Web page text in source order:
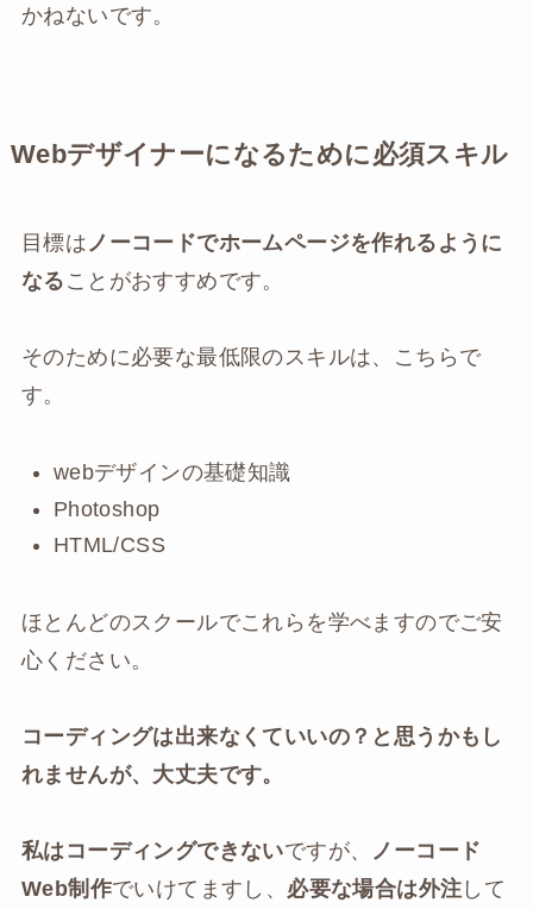
かねないです。
Webデザイナーになるために必須スキル
目標はノーコードでホームページを作れるように
なる ことがおすすめです。
そのために必要な最低限のスキルは、こちらで
す。
webデザインの基礎知識
Photoshop
HTML/CSS
ほとんどのスクールでこれらを学べますのでご安
心ください。
コーディングは出来なくていいの？と思うかもし
れませんが、大丈夫です。
私はコーディングできないですが、
ノーコード
Web制作でいけてますし、 必要な場合は外注 して